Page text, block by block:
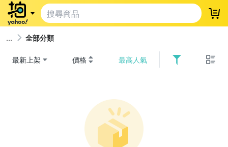
登
全部分類
最新上架 價格 最高人氣